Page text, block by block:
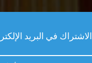
الاشتراك في البريد